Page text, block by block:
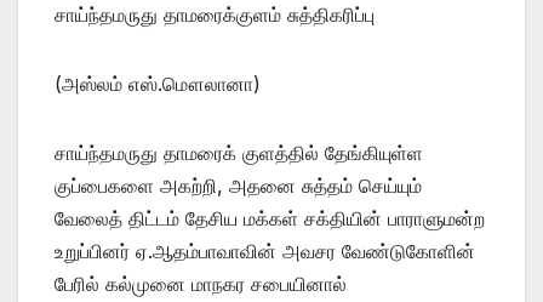
சாய்ந்தமருது தாமரைக்குளம் சுத்திகரிப்பு
(அஸ்லம் எஸ்.மௌலானா)
சாய்ந்தமருது தாமரைக் குளத்தில் தேங்கியுள்ள
குப்பைகளை அகற்றி, அதனை சுத்தம் செய்யும்
வேலைத் திட்டம் தேசிய மக்கள் சக்தியின் பாராளுமன்ற
உறுப்பினர் ஏ.ஆதம்பாவாவின் அவசர வேண்டுகோளின்
பேரில் கல்முனை மாநகர சபையினால்